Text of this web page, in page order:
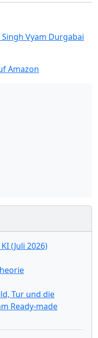
Vyam Durgabai
Amazon
(Juli 2026)
Tur und die
Ready-made